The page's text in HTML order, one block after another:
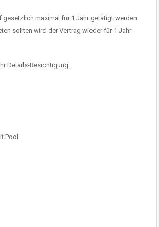
gesetzlich maximal für 1 Jahr getätigt werden.
sollten wird der Vertrag wieder für 1 Jahr
Details-Besichtigung.
Pool